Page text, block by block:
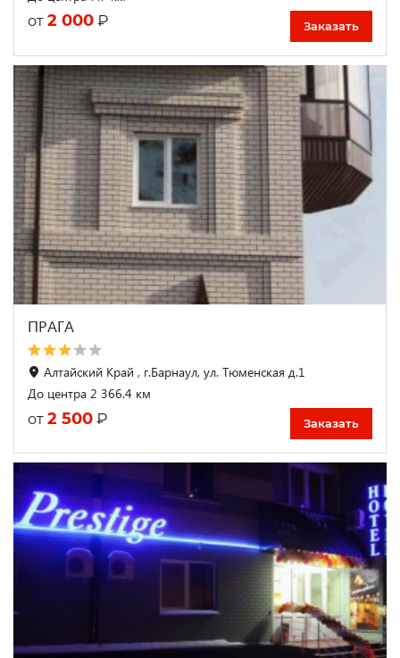
от 2 000 ₽ Заказать
ПРАГА
Алтайский Край , г.Барнаул, ул. Тюменская д.1
До центра 2 366.4 км
от 2 500 ₽ Заказать